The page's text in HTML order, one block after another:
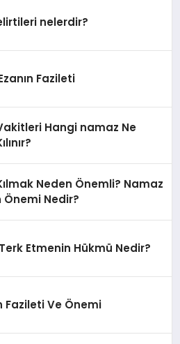
nelerdir?
Fazileti
Hangi namaz Ne
Neden Önemli? Namaz
Önemi Nedir?
Etmenin Hükmü Nedir?
Fazileti Ve Önemi